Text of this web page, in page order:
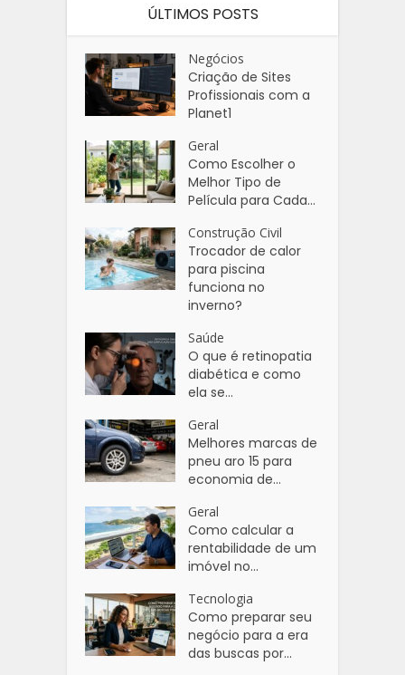
ÚLTIMOS POSTS
Negócios
Criação de Sites
Profissionais com a
Planet1
Geral
Como Escolher o
Melhor Tipo de
Película para Cada...
Construção Civil
Trocador de calor
para piscina
funciona no
inverno?
Saúde
O que é retinopatia
diabética e como
ela se...
Geral
Melhores marcas de
pneu aro 15 para
economia de...
Geral
Como calcular a
rentabilidade de um
imóvel no...
Tecnologia
Como preparar seu
negócio para a era
das buscas por...